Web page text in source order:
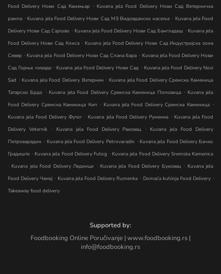
Food Delivery Нови Сад Камењар . Kuvana jela Food Delivery Нови Сад Ветерничка
рампа . Kuvana jela Food Delivery Нови Сад МЗ Видовданско насеље . Kuvana jela Food
Delivery Нови Сад Сајлово . Kuvana jela Food Delivery Нови Сад Бангладеш . Kuvana jela
Food Delivery Нови Сад Клиса . Kuvana jela Food Delivery Нови Сад Индустријска зона
Север . Kuvana jela Food Delivery Нови Сад Слана бара . Kuvana jela Food Delivery Нови
Сад Горње ливаде . Kuvana jela Food Delivery Нови Сад . Kuvana jela Food Delivery Novi
Sad . Kuvana jela Food Delivery Ветерник . Kuvana jela Food Delivery Сремска Каменица
Татарско Брдо . Kuvana jela Food Delivery Сремска Каменица Поповица . Kuvana jela
Food Delivery Сремска Каменица Кип . Kuvana jela Food Delivery Сремска Каменица .
Kuvana jela Food Delivery Футог . Kuvana jela Food Delivery Руменка . Kuvana jela Food
Delivery Veternik
. Kuvana jela Food Delivery Раковац . Kuvana jela Food Delivery
Петроварадин . Kuvana jela Food Delivery Petrovaradin . Kuvana jela Food Delivery Бачко
Градиште . Kuvana jela Food Delivery Futog . Kuvana jela Food Delivery Sremska Kamenica
. Kuvana jela Food Delivery Лединци . Kuvana jela Food Delivery Буковац . Kuvana jela
Food Delivery Ченеј . Kuvana jela Food Delivery Rumenka . Domaća kuhinja Food Delivery .
Takeaway food delivery
Supported by:
Foodbooking Online Poručivanje | www.foodbooking.rs |
info@foodbooking.rs